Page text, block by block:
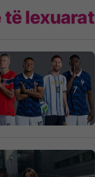
të lexuarat